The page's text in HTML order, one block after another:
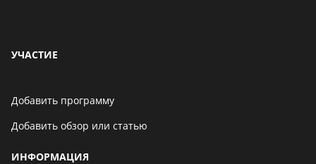
УЧАСТИЕ
Добавить программу
Добавить обзор или статью
ИНФОРМАЦИЯ